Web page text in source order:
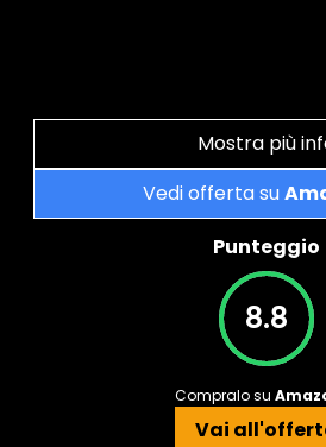
Mostra più
Vedi offerta su
Punteggio
8.8
Compralo su
Vai